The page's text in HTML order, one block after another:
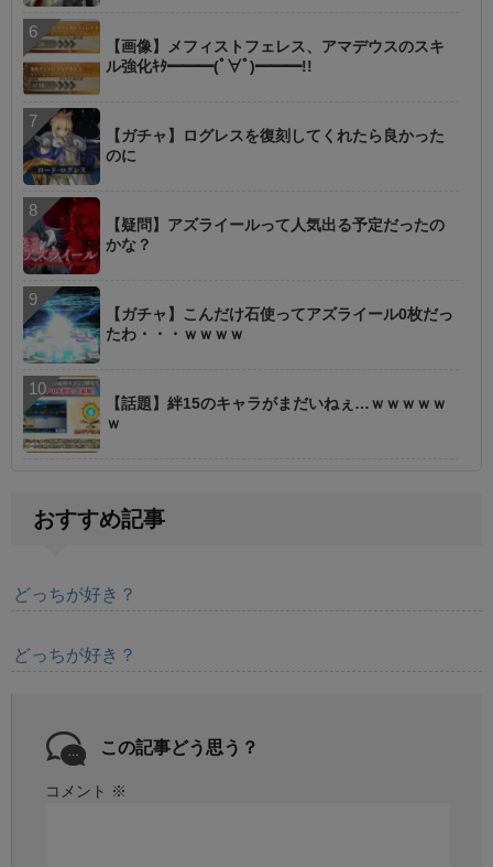
【画像】メフィストフェレス、アマデウスのスキ
ル強化ｷﾀ━━━(ﾟ∀ﾟ)━━━!!
【ガチャ】ログレスを復刻してくれたら良かった
のに
【疑問】アズライールって人気出る予定だったの
かな？
【ガチャ】こんだけ石使ってアズライール0枚だっ
たわ・・・ｗｗｗｗ
【話題】絆15のキャラがまだいねぇ…ｗｗｗｗｗ
ｗ
おすすめ記事
どっちが好き？
どっちが好き？
この記事どう思う？
コメント ※